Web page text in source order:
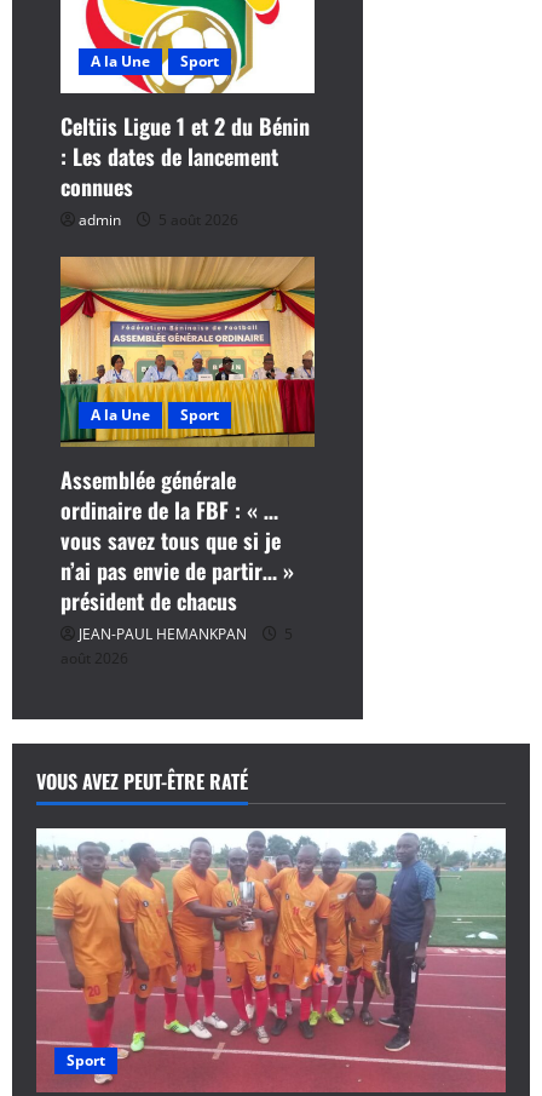
e
A la Une Sport
Celtiis Ligue 1 et 2 du Bénin
: Les dates de lancement
connues
admin 5 août 2026
A la Une Sport
Assemblée générale
ordinaire de la FBF : « …
vous savez tous que si je
n’ai pas envie de partir… »
président de chacus
JEAN-PAUL HEMANKPAN
5
août 2026
VOUS AVEZ PEUT-ÊTRE RATÉ
Sport